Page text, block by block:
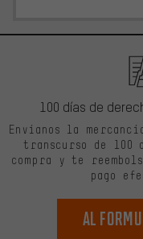
100 días de
Envíanos la
transcurso de 100
compra y te
pago
Al